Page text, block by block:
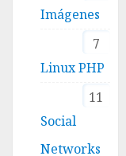
Imágenes
7
Linux PHP
11
Social
Networks